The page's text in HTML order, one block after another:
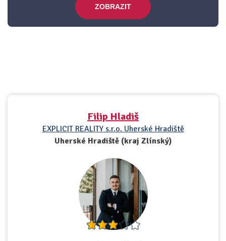
ZOBRAZIT
Filip Hladiš
EXPLICIT REALITY s.r.o. Uherské Hradiště
Uherské Hradiště (kraj Zlínský)